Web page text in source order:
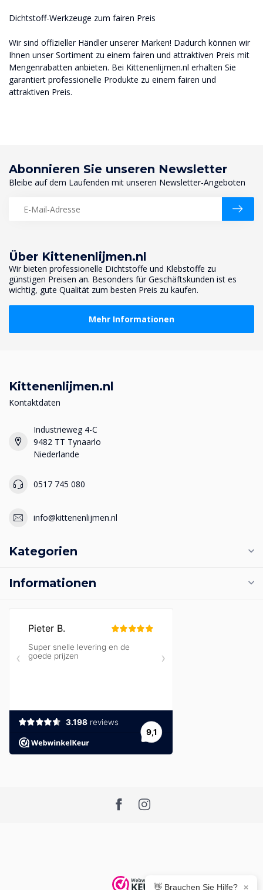
Dichtstoff-Werkzeuge zum fairen Preis
Wir sind offizieller Händler unserer Marken! Dadurch können wir
Ihnen unser Sortiment zu einem fairen und attraktiven Preis mit
Mengenrabatten anbieten. Bei Kittenenlijmen.nl erhalten Sie
garantiert professionelle Produkte zu einem fairen und
attraktiven Preis.
Über Kittenenlijmen.nl
Wir bieten professionelle Dichtstoffe und Klebstoffe zu
günstigen Preisen an. Besonders für Geschäftskunden ist es
wichtig, gute Qualität zum besten Preis zu kaufen.
Mehr Informationen
Abonnieren Sie unseren Newsletter
Bleibe auf dem Laufenden mit unseren Newsletter-Angeboten
Kittenenlijmen.nl
Kontaktdaten
Industrieweg 4-C
9482 TT Tynaarlo
Niederlande
0517 745 080
info@kittenenlijmen.nl
Kategorien
Informationen
👋 Brauchen Sie Hilfe? ×